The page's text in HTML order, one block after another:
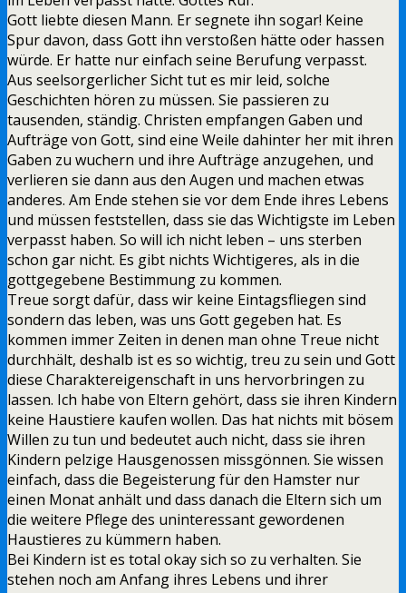
Gott liebte diesen Mann. Er segnete ihn sogar! Keine
Spur davon, dass Gott ihn verstoßen hätte oder hassen
würde. Er hatte nur einfach seine Berufung verpasst.
Aus seelsorgerlicher Sicht tut es mir leid, solche
Geschichten hören zu müssen. Sie passieren zu
tausenden, ständig. Christen empfangen Gaben und
Aufträge von Gott, sind eine Weile dahinter her mit ihren
Gaben zu wuchern und ihre Aufträge anzugehen, und
verlieren sie dann aus den Augen und machen etwas
anderes. Am Ende stehen sie vor dem Ende ihres Lebens
und müssen feststellen, dass sie das Wichtigste im Leben
verpasst haben. So will ich nicht leben – uns sterben
schon gar nicht. Es gibt nichts Wichtigeres, als in die
gottgegebene Bestimmung zu kommen.
Treue sorgt dafür, dass wir keine Eintagsfliegen sind
sondern das leben, was uns Gott gegeben hat. Es
kommen immer Zeiten in denen man ohne Treue nicht
durchhält, deshalb ist es so wichtig, treu zu sein und Gott
diese Charaktereigenschaft in uns hervorbringen zu
lassen. Ich habe von Eltern gehört, dass sie ihren Kindern
keine Haustiere kaufen wollen. Das hat nichts mit bösem
Willen zu tun und bedeutet auch nicht, dass sie ihren
Kindern pelzige Hausgenossen missgönnen. Sie wissen
einfach, dass die Begeisterung für den Hamster nur
einen Monat anhält und dass danach die Eltern sich um
die weitere Pflege des uninteressant gewordenen
Haustieres zu kümmern haben.
Bei Kindern ist es total okay sich so zu verhalten. Sie
stehen noch am Anfang ihres Lebens und ihrer